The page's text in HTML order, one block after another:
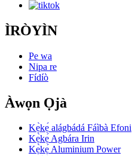
ÌRÒYÌN
Pe wa
Nipa re
Fídíò
Àwọn Ọjà
Kẹ̀kẹ́ alágbádá Fáìbà Efoni
Kẹ̀kẹ́ Agbára Irin
Kẹ̀kẹ́ Aluminium Power